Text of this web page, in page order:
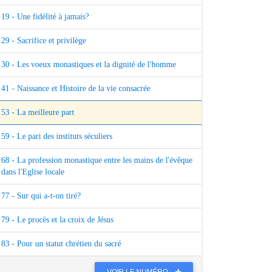
19 - Une fidélité à jamais?
29 - Sacrifice et privilège
30 - Les voeux monastiques et la dignité de l'homme
41 - Naissance et Histoire de la vie consacrée
53 - La meilleure part
59 - Le pari des instituts séculiers
68 - La profession monastique entre les mains de l'évêque
dans l'Eglise locale
77 - Sur qui a-t-on tiré?
79 - Le procès et la croix de Jésus
83 - Pour un statut chrétien du sacré